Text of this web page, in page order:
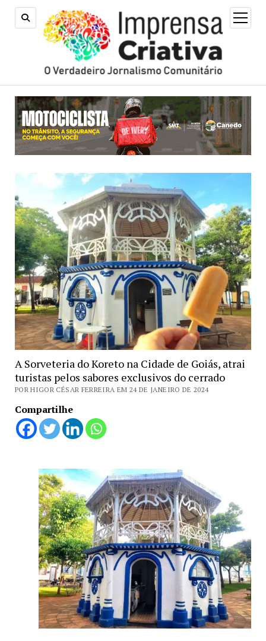
open
menu
A Sorveteria do Koreto na Cidade de Goiás, atrai
turistas pelos sabores exclusivos do cerrado
POR HIGOR CÉSAR FERREIRA EM 24 DE JANEIRO DE 2024
Compartilhe